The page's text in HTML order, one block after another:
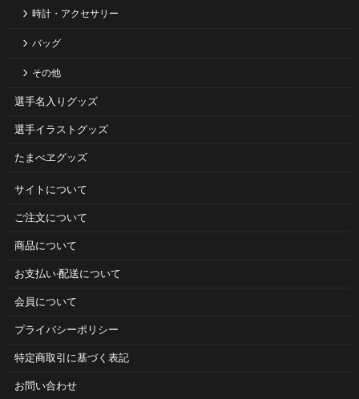
時計・アクセサリー
バッグ
その他
選手名入りグッズ
選手イラストグッズ
たまべヱグッズ
サイトについて
ご注⽂について
商品について
お⽀払い‧配送について
会員について
プライバシーポリシー
特定商取引に基づく表記
お問い合わせ